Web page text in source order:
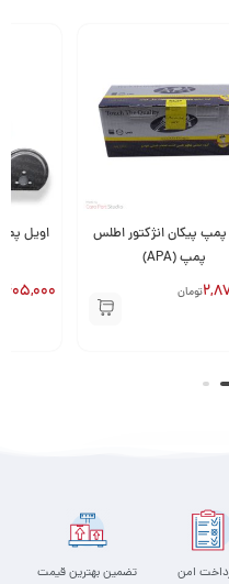
پیکان انژکتور اطلس
پمپ (APA)
تومان
امن تضمین بهترین قیمت